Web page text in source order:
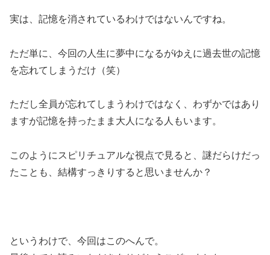
実は、記憶を消されているわけではないんですね。
ただ単に、今回の人生に夢中になるがゆえに過去世の記憶
を忘れてしまうだけ（笑）
ただし全員が忘れてしまうわけではなく、わずかではあり
ますが記憶を持ったまま大人になる人もいます。
このようにスピリチュアルな視点で見ると、謎だらけだっ
たことも、結構すっきりすると思いませんか？
というわけで、今回はこのへんで。